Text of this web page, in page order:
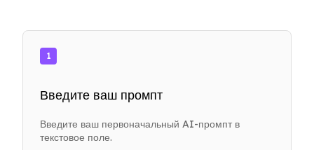
1
Введите ваш промпт
Введите ваш первоначальный AI-промпт в
текстовое поле.